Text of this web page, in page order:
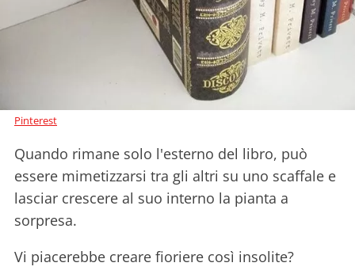
Pinterest
Quando rimane solo l'esterno del libro, può
essere mimetizzarsi tra gli altri su uno scaffale e
lasciar crescere al suo interno la pianta a
sorpresa.
Vi piacerebbe creare fioriere così insolite?